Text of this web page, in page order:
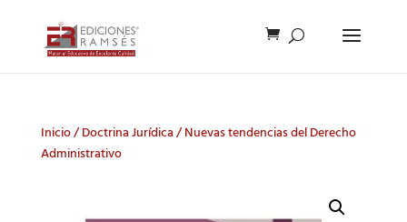
Inicio/Doctrina Jurídica/ Nuevas tendencias del Derecho
Administrativo